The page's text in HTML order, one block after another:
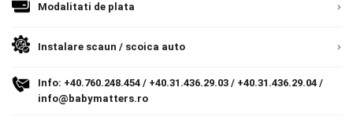
Modalitati de plata
Instalare scaun / scoica auto
Info: +40.760.248.454 / +40.31.436.29.03 / +40.31.436.29.04 /
info@babymatters.ro